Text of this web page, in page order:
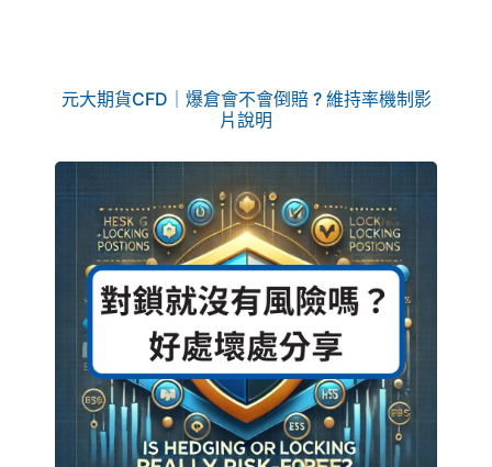
元大期貨CFD｜爆倉會不會倒賠 ? 維持率機制影
片說明